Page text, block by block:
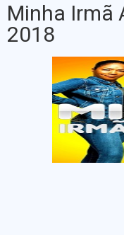
Minha Irmã
2018